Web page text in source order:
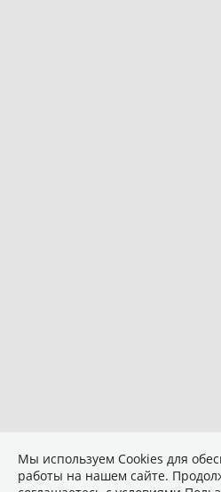
Мы используем Сookies для
работы на нашем сайте.